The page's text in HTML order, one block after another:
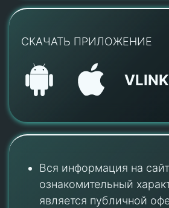
СКАЧАТЬ ПРИЛОЖЕНИЕ
VLINK
Вся информация на
ознакомительный
является публичной